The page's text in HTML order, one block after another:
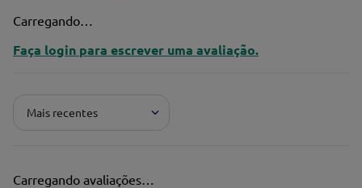
Carregando…
Faça login para escrever uma avaliação.
Mais recentes
Carregando avaliações…